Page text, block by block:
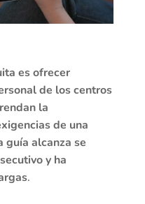
es ofrecer
de los centros
la
de una
guía alcanza se
y ha
.